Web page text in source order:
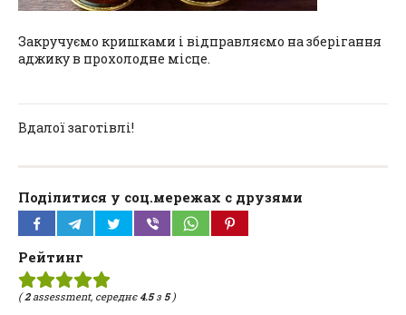
Закручуємо кришками і відправляємо на зберігання
аджику в прохолодне місце.
Вдалої заготівлі!
Поділитися у соц.мережах с друзями
Рейтинг
(2assessment, середнє4.5з 5)